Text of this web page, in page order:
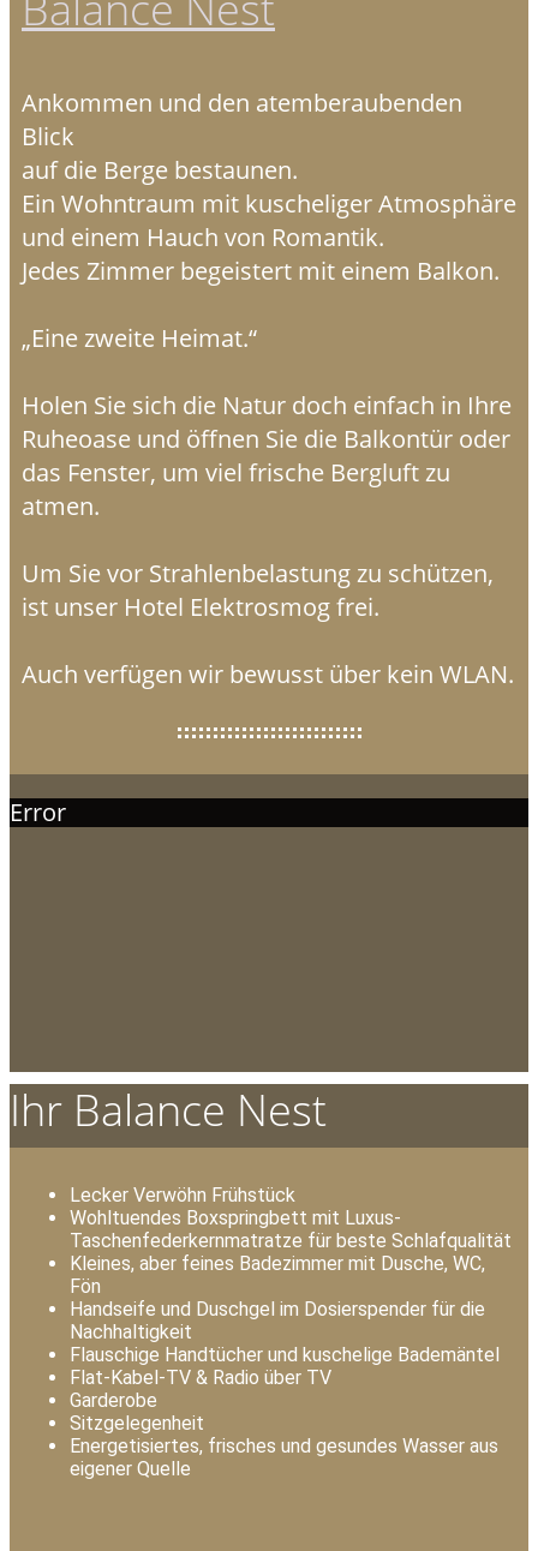
Ankommen und den atemberaubenden
Blick
auf die Berge bestaunen.
Ein Wohntraum mit kuscheliger Atmosphäre
und einem Hauch von Romantik.
Jedes Zimmer begeistert mit einem Balkon.
„Eine zweite Heimat.“
Holen Sie sich die Natur doch einfach in Ihre
Ruheoase und öffnen Sie die Balkontür oder
das Fenster, um viel frische Bergluft zu
atmen.
Um Sie vor Strahlenbelastung zu schützen,
ist unser Hotel Elektrosmog frei.
Auch verfügen wir bewusst über kein WLAN.
Error
Ihr Balance Nest
Lecker Verwöhn Frühstück
Wohltuendes Boxspringbett mit Luxus-
Taschenfederkernmatratze für beste Schlafqualität
Kleines, aber feines Badezimmer mit Dusche, WC,
Fön
Handseife und Duschgel im Dosierspender für die
Nachhaltigkeit
Flauschige Handtücher und kuschelige Bademäntel
Flat-Kabel-TV & Radio über TV
Garderobe
Sitzgelegenheit
Energetisiertes, frisches und gesundes Wasser aus
eigener Quelle